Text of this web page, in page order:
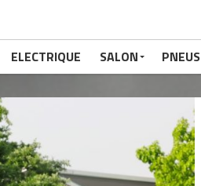
ELECTRIQUE SALON PNEUS